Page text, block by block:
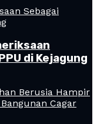
di Kejagung